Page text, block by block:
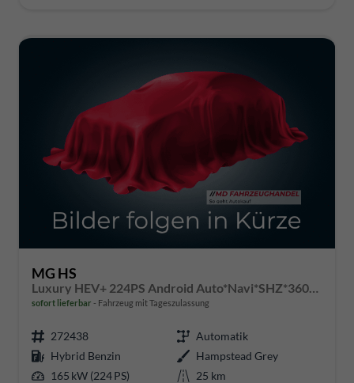
MG HS
Luxury HEV+ 224PS Android Auto*Navi*SHZ*360° Kamera*Keyless*Leder*E-Heck/PDC v/h*
sofort lieferbar Fahrzeug mit Tageszulassung
272438
Automatik
Hybrid Benzin
Hampstead Grey
165 kW (224 PS)
25 km